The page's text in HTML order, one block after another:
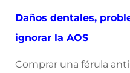
Daños dentales,
ignorar la AOS
Comprar una férula